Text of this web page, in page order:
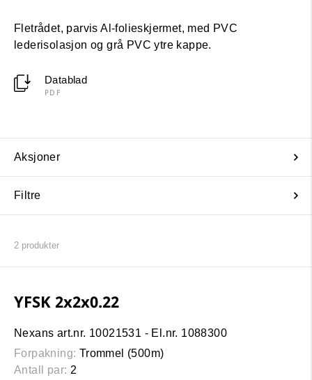
Fletrådet, parvis Al-folieskjermet, med PVC
lederisolasjon og grå PVC ytre kappe.
Datablad
PDF
Aksjoner
Filtre
2 produkter
YFSK 2x2x0.22
Nexans art.nr. 10021531 - El.nr. 1088300
Forpakning: Trommel (500m)
Antall par: 2